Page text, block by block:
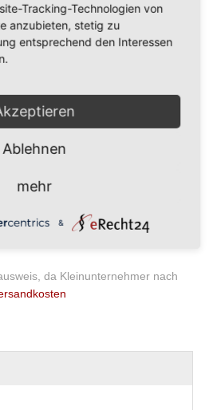
da Kleinunternehmer nach
Tracking-Technologien von
anzubieten, stetig zu
entsprechend den Interessen
Ablehnen
mehr
&